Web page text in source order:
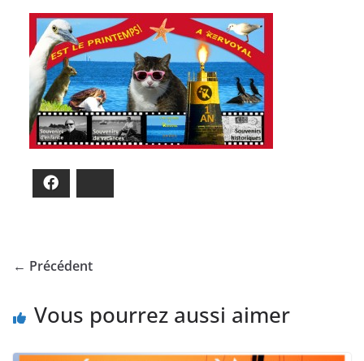
← Précédent
Vous pourrez aussi aimer